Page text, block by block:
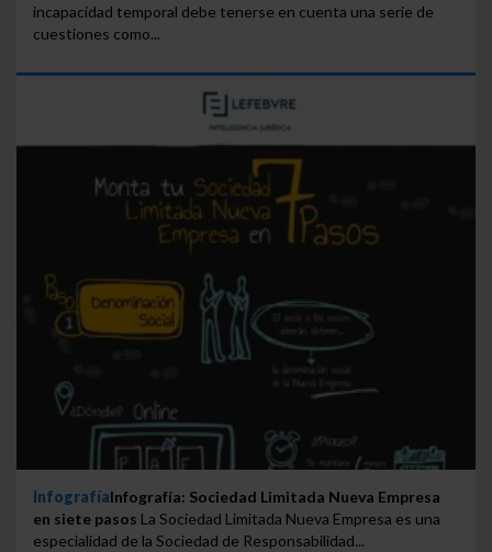
incapacidad temporal debe tenerse en cuenta una serie de
cuestiones como...
InfografíaInfografía: Sociedad Limitada Nueva Empresa
en siete pasos La Sociedad Limitada Nueva Empresa es una
especialidad de la Sociedad de Responsabilidad...